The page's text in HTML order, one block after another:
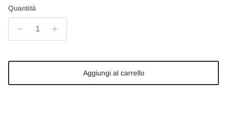
Quantità
Aggiungi al carrello